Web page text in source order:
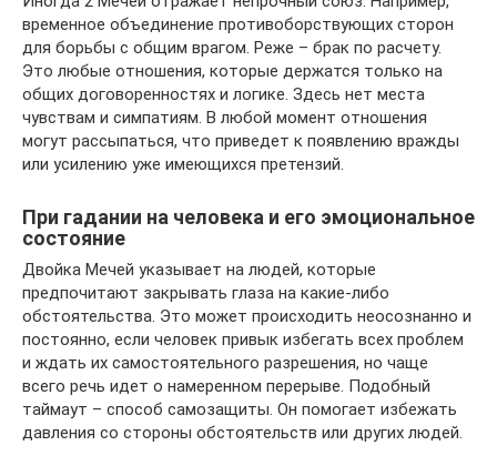
временное объединение противоборствующих сторон
для борьбы с общим врагом. Реже – брак по расчету.
Это любые отношения, которые держатся только на
общих договоренностях и логике. Здесь нет места
чувствам и симпатиям. В любой момент отношения
могут рассыпаться, что приведет к появлению вражды
или усилению уже имеющихся претензий.
При гадании на человека и его эмоциональное
состояние
Двойка Мечей указывает на людей, которые
предпочитают закрывать глаза на какие-либо
обстоятельства. Это может происходить неосознанно и
постоянно, если человек привык избегать всех проблем
и ждать их самостоятельного разрешения, но чаще
всего речь идет о намеренном перерыве. Подобный
таймаут – способ самозащиты. Он помогает избежать
давления со стороны обстоятельств или других людей.